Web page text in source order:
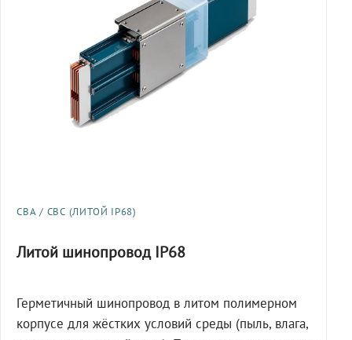
СВА / СВС (ЛИТОЙ IP68)
Литой шинопровод IP68
Герметичный шинопровод в литом полимерном
корпусе для жёстких условий среды (пыль, влага,